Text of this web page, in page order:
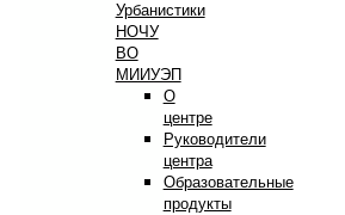
Урбанистики
НОЧУ
ВО
МИИУЭП
О
центре
Руководители
центра
Образовательные
продукты